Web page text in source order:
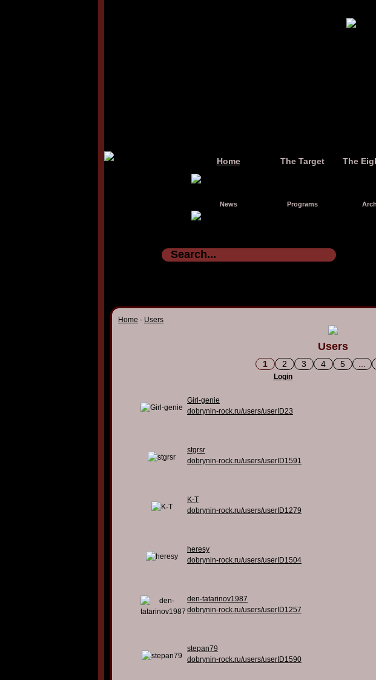
Home The Target The
News Programs
Home - Users
Users
1 2 3 4 5
Login
Girl-genie
dobrynin-rock.ru/users/userID23
stgrsr
dobrynin-rock.ru/users/userID1591
K-T
dobrynin-rock.ru/users/userID1279
heresy
dobrynin-rock.ru/users/userID1504
den-tatarinov1987
dobrynin-rock.ru/users/userID1257
stepan79
dobrynin-rock.ru/users/userID1590